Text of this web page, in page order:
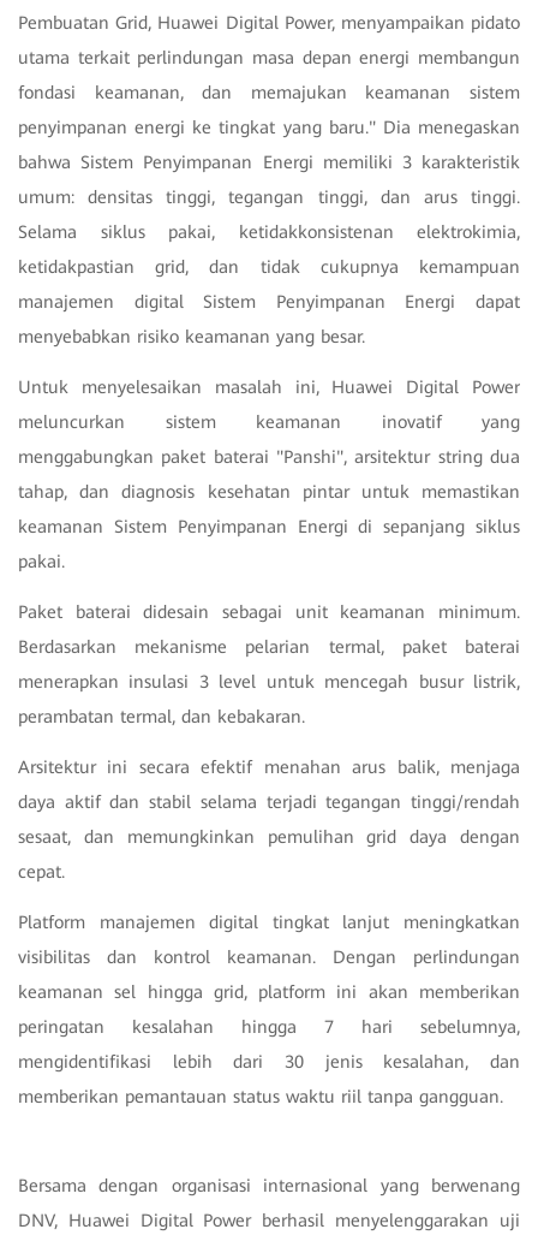
Pembuatan Grid, Huawei Digital Power, menyampaikan pidato
utama terkait perlindungan masa depan energi membangun
fondasi keamanan, dan memajukan keamanan sistem
penyimpanan energi ke tingkat yang baru." Dia menegaskan
bahwa Sistem Penyimpanan Energi memiliki 3 karakteristik
umum: densitas tinggi, tegangan tinggi, dan arus tinggi.
Selama siklus pakai, ketidakkonsistenan elektrokimia,
ketidakpastian grid, dan tidak cukupnya kemampuan
manajemen digital Sistem Penyimpanan Energi dapat
menyebabkan risiko keamanan yang besar.
Untuk menyelesaikan masalah ini, Huawei Digital Power
meluncurkan sistem keamanan inovatif yang
menggabungkan paket baterai "Panshi", arsitektur string dua
tahap, dan diagnosis kesehatan pintar untuk memastikan
keamanan Sistem Penyimpanan Energi di sepanjang siklus
pakai.
Paket baterai didesain sebagai unit keamanan minimum.
Berdasarkan mekanisme pelarian termal, paket baterai
menerapkan insulasi 3 level untuk mencegah busur listrik,
perambatan termal, dan kebakaran.
Arsitektur ini secara efektif menahan arus balik, menjaga
daya aktif dan stabil selama terjadi tegangan tinggi/rendah
sesaat, dan memungkinkan pemulihan grid daya dengan
cepat.
Platform manajemen digital tingkat lanjut meningkatkan
visibilitas dan kontrol keamanan. Dengan perlindungan
keamanan sel hingga grid, platform ini akan memberikan
peringatan kesalahan hingga 7 hari sebelumnya,
mengidentifikasi lebih dari 30 jenis kesalahan, dan
memberikan pemantauan status waktu riil tanpa gangguan.
Bersama dengan organisasi internasional yang berwenang
DNV, Huawei Digital Power berhasil menyelenggarakan uji